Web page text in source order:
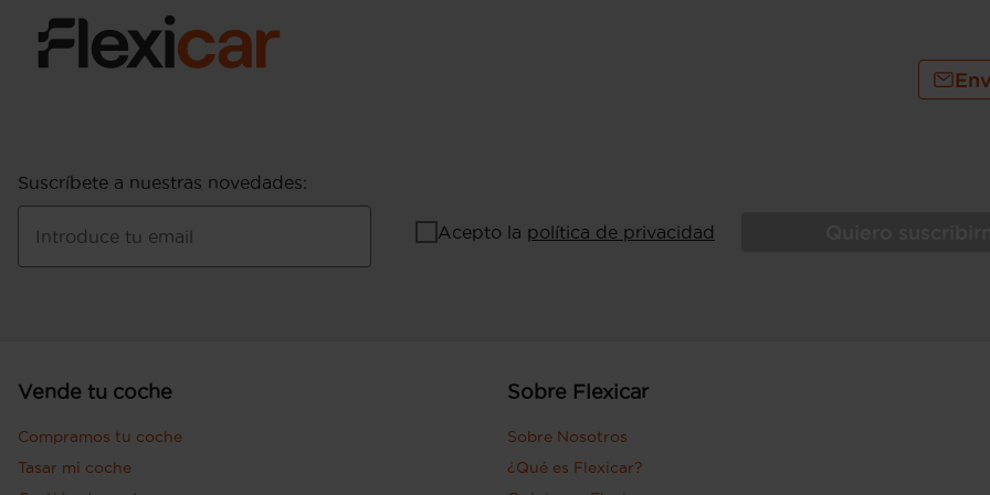
Suscríbete a nuestras novedades:
Introduce tu email Acepto la política de privacidad
Vende tu coche
Compramos tu coche
Tasar mi coche
Sobre Flexicar
Sobre Nosotros
¿Qué es Flexicar?